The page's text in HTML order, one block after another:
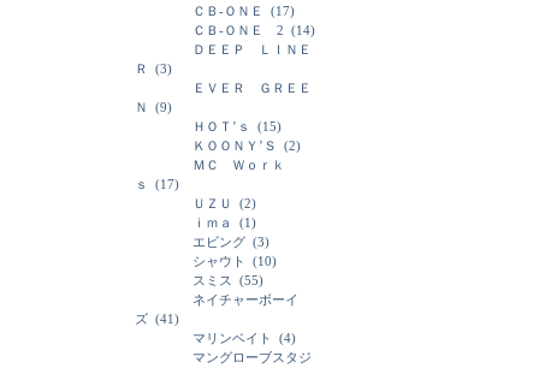
ＣＢ-ＯＮＥ
(17)
ＣＢ-ＯＮＥ 2 (14)
ＤＥＥＰ ＬＩＮＥ
Ｒ
(3)
ＥＶＥＲ ＧＲＥＥ
Ｎ
(9)
ＨＯＴ’ｓ
(15)
ＫＯＯＮＹ’Ｓ
(2)
ＭＣ Ｗｏｒｋ
ｓ
(17)
ＵＺＵ
(2)
ｉｍａ
(1)
エビング (3)
シャウト
(10)
スミス
(55)
ネイチャーボーイ
ズ (41)
マリンベイト
(4)
マングローブスタジ